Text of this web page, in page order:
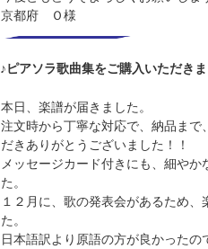
京都府 Ｏ様
♪ピアソラ歌曲集をご購入いただきま
本日、楽譜が届きました。
注文時から丁寧な対応で、納品まで
だきありがとうございました！！
メッセージカード付きにも、細やか
た。
１２月に、歌の発表会があるため、
た。
日本語訳より原語の方が良かったの